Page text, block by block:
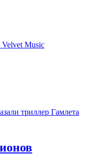
Music
триллер Гамлета